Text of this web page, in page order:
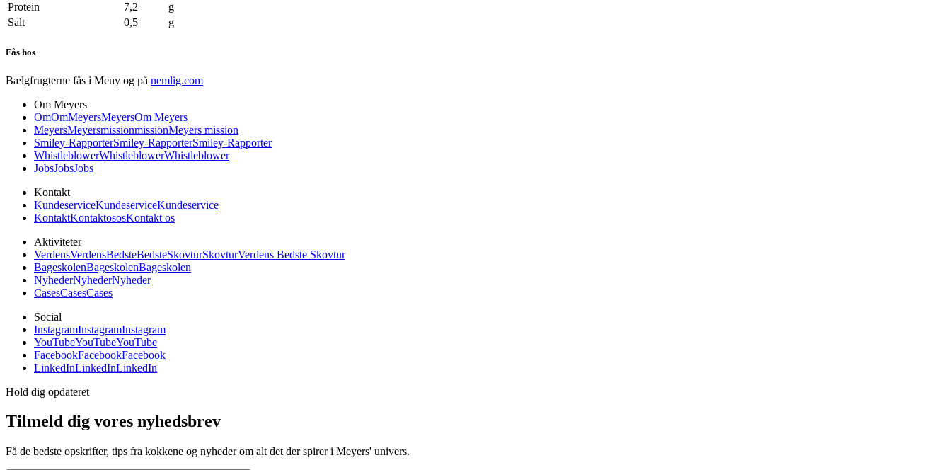
Protein
7,2
g
Salt
0,5 g
Fås hos
Bælgfrugterne fås i Meny og på nemlig.com
Om Meyers
OmOmMeyersMeyersOm Meyers
MeyersMeyersmissionmissionMeyers mission
Smiley-RapporterSmiley-RapporterSmiley-Rapporter
WhistleblowerWhistleblowerWhistleblower
JobsJobsJobs
Kontakt
KundeserviceKundeserviceKundeservice
KontaktKontaktososKontakt os
Aktiviteter
VerdensVerdensBedsteBedsteSkovturSkovturVerdens Bedste Skovtur
BageskolenBageskolenBageskolen
NyhederNyhederNyheder
CasesCasesCases
Social
InstagramInstagramInstagram
YouTubeYouTubeYouTube
FacebookFacebookFacebook
LinkedInLinkedInLinkedIn
Hold dig opdateret
Tilmeld dig vores nyhedsbrev
Få de bedste opskrifter, tips fra kokkene og nyheder om alt det der spirer i Meyers' univers.